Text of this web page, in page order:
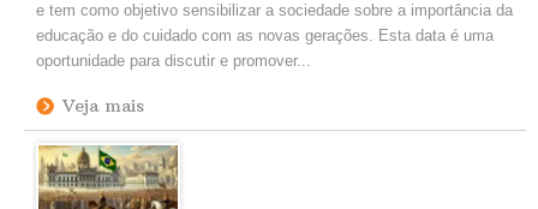
e tem como objetivo sensibilizar a sociedade sobre a importância da
educação e do cuidado com as novas gerações. Esta data é uma
oportunidade para discutir e promover...
Veja mais